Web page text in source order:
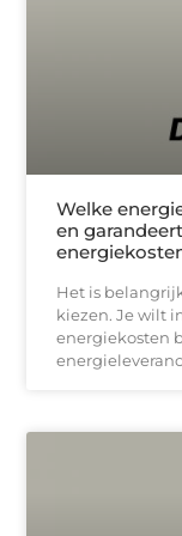
Welke
en
Het is
kiezen. Je wilt
energiekosten